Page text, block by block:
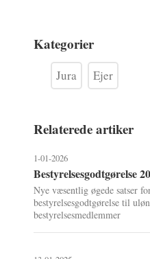
Kategorier
Jura Ejer
Relaterede artiker
1-01-2026
Bestyrelsesgodtgørelse
Nye væsentlig øgede satser
bestyrelsesgodtgørelse til
bestyrelsesmedlemmer